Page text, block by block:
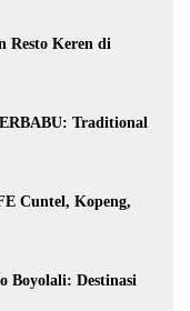
Resto Keren di
Traditional
Cuntel, Kopeng,
Boyolali: Destinasi